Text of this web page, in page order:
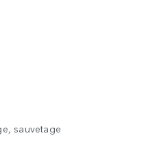
sauvetage